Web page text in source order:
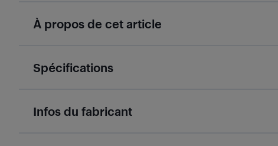
À propos de cet article
Spécifications
Infos du fabricant